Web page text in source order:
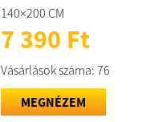
140×200 CM
7 390 Ft
Vásárlások száma: 76
MEGNÉZEM